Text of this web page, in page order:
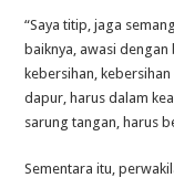
“Saya titip, jaga
baiknya, awasi
kebersihan,
dapur, harus dalam
sarung tangan, harus
Sementara itu,